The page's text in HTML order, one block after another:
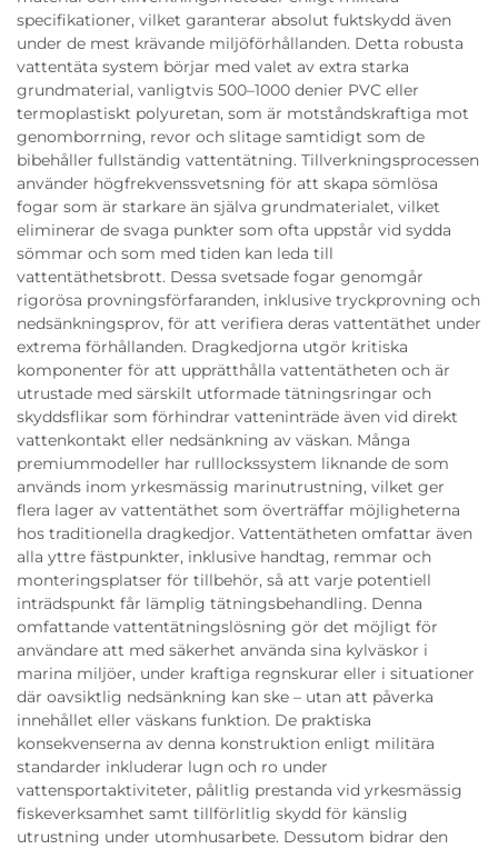
specifikationer, vilket garanterar absolut fuktskydd även
under de mest krävande miljöförhållanden. Detta robusta
vattentäta system börjar med valet av extra starka
grundmaterial, vanligtvis 500–1000 denier PVC eller
termoplastiskt polyuretan, som är motståndskraftiga mot
genomborrning, revor och slitage samtidigt som de
bibehåller fullständig vattentätning. Tillverkningsprocessen
använder högfrekvenssvetsning för att skapa sömlösa
fogar som är starkare än själva grundmaterialet, vilket
eliminerar de svaga punkter som ofta uppstår vid sydda
sömmar och som med tiden kan leda till
vattentäthetsbrott. Dessa svetsade fogar genomgår
rigorösa provningsförfaranden, inklusive tryckprovning och
nedsänkningsprov, för att verifiera deras vattentäthet under
extrema förhållanden. Dragkedjorna utgör kritiska
komponenter för att upprätthålla vattentätheten och är
utrustade med särskilt utformade tätningsringar och
skyddsflikar som förhindrar vatteninträde även vid direkt
vattenkontakt eller nedsänkning av väskan. Många
premiummodeller har rulllockssystem liknande de som
används inom yrkesmässig marinutrustning, vilket ger
flera lager av vattentäthet som överträffar möjligheterna
hos traditionella dragkedjor. Vattentätheten omfattar även
alla yttre fästpunkter, inklusive handtag, remmar och
monteringsplatser för tillbehör, så att varje potentiell
inträdspunkt får lämplig tätningsbehandling. Denna
omfattande vattentätningslösning gör det möjligt för
användare att med säkerhet använda sina kylväskor i
marina miljöer, under kraftiga regnskurar eller i situationer
där oavsiktlig nedsänkning kan ske – utan att påverka
innehållet eller väskans funktion. De praktiska
konsekvenserna av denna konstruktion enligt militära
standarder inkluderar lugn och ro under
vattensportaktiviteter, pålitlig prestanda vid yrkesmässig
fiskeverksamhet samt tillförlitlig skydd för känslig
utrustning under utomhusarbete. Dessutom bidrar den